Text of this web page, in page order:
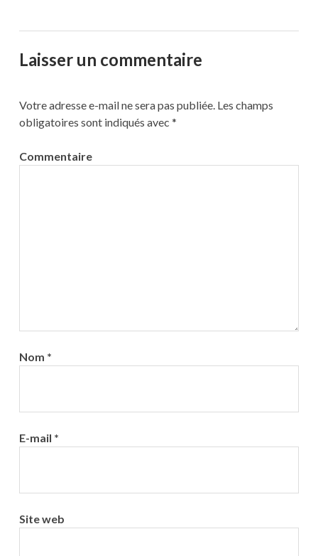
Laisser un commentaire
Votre adresse e-mail ne sera pas publiée.Les champs
obligatoires sont indiqués avec *
Commentaire
Nom *
E-mail *
Site web